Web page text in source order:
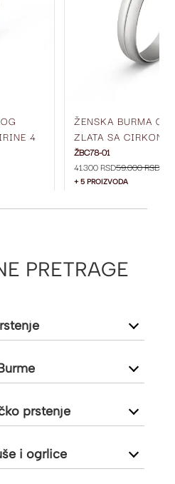
4
ŽENSKA BURMA OD
ZLATA SA
MM ŽBC78-01
ŽBC78-01
41.300 RSD59.000 RSD
+ 5 PROIZVODA
PRETRAGE
prstenje
i ogrlice